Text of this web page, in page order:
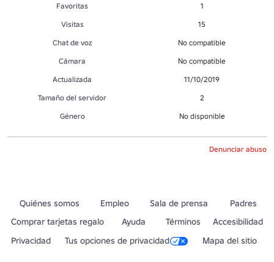
Favoritas
1
Visitas
15
Chat de voz
No compatible
Cámara
No compatible
Actualizada
11/10/2019
Tamaño del servidor
2
Género
No disponible
Denunciar abuso
Quiénes somos Empleo Sala de prensa
Padres
Comprar tarjetas regalo
Ayuda Términos
Accesibilidad
Privacidad
Tus opciones de privacidad Mapa del sitio